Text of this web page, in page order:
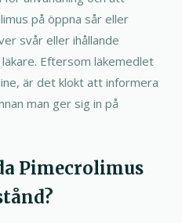
på öppna sår eller
svår eller ihållande
Eftersom läkemedlet
är det klokt att informera
man ger sig in på
Pimecrolimus